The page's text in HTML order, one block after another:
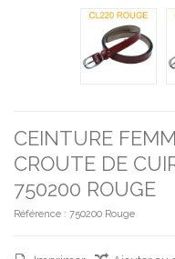
CEINTURE
CROUTE DE
750200 ROUGE
Référence : 750200 Rouge